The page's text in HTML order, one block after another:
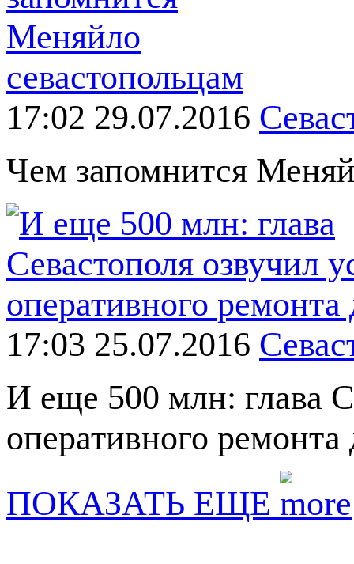
17:02 29.07.2016
Чем запомнится
17:03 25.07.2016
И еще 500 млн: глава
оперативного
ПОКАЗАТЬ ЕЩЕ